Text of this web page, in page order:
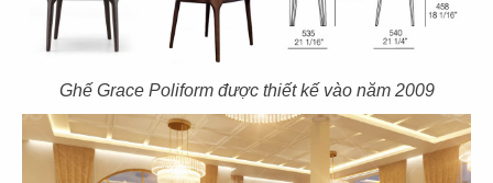
Ghế Grace Poliform được thiết kế vào năm 2009
CN Estella Palace
60
CN VIncom Đồng Khởi